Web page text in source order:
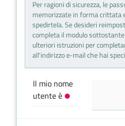
Servizi
Vivere
Borgo
Per ragioni di sicurezza, le
memorizzate in forma crittata
spedirtela. Se desideri
completa il modulo
ulteriori istruzioni per
all'indirizzo e-mail che hai
Il mio nome
utente è